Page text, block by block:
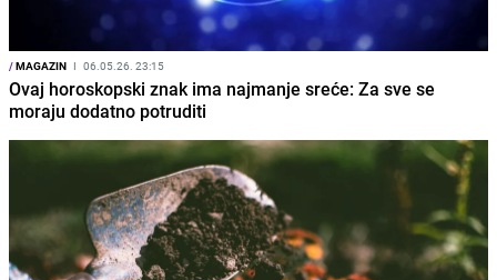
/MAGAZIN I 06.05.26. 23:15
Ovaj horoskopski znak ima najmanje sreće: Za sve se
moraju dodatno potruditi